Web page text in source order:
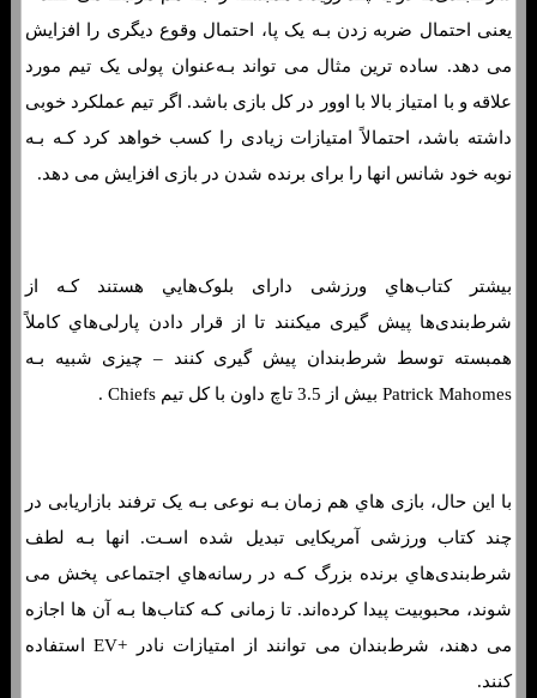
یعنی احتمال ضربه زدن بـه یک پا، احتمال وقوع دیگری را افزایش
می دهد. ساده ترین مثال می تواند بـه‌عنوان پولی یک تیم مورد
علاقه و با امتیاز بالا با اوور در کل بازی باشد. اگر تیم عملکرد خوبی
داشته باشد، احتمالاً امتیازات زیادی را کسب خواهد کرد کـه بـه
نوبه خود شانس انها را برای برنده شدن در بازی افزایش می دهد.
بیشتر کتاب‌هاي‌ ورزشی دارای بلوک‌هایي هستند کـه از
شرط‌بندی‌ها پیش گیری میکنند تا از قرار دادن پارلی‌هاي‌ کاملاً
همبسته توسط شرط‌بندان پیش گیری کنند – چیزی شبیه بـه
Patrick Mahomes بیش از 3.5 تاچ داون با کل تیم Chiefs .
با این حال، بازی هاي‌ هم زمان بـه نوعی بـه یک ترفند بازاریابی در
چند کتاب ورزشی آمریکایی تبدیل شده اسـت. انها بـه لطف
شرط‌بندی‌هاي‌ برنده بزرگ کـه در رسانه‌هاي‌ اجتماعی پخش می
شوند، محبوبیت پیدا کرده‌اند. تا زمانی کـه کتاب‌ها بـه آن ها اجازه
می دهند، شرط‌بندان می توانند از امتیازات نادر +EV استفاده
کنند.